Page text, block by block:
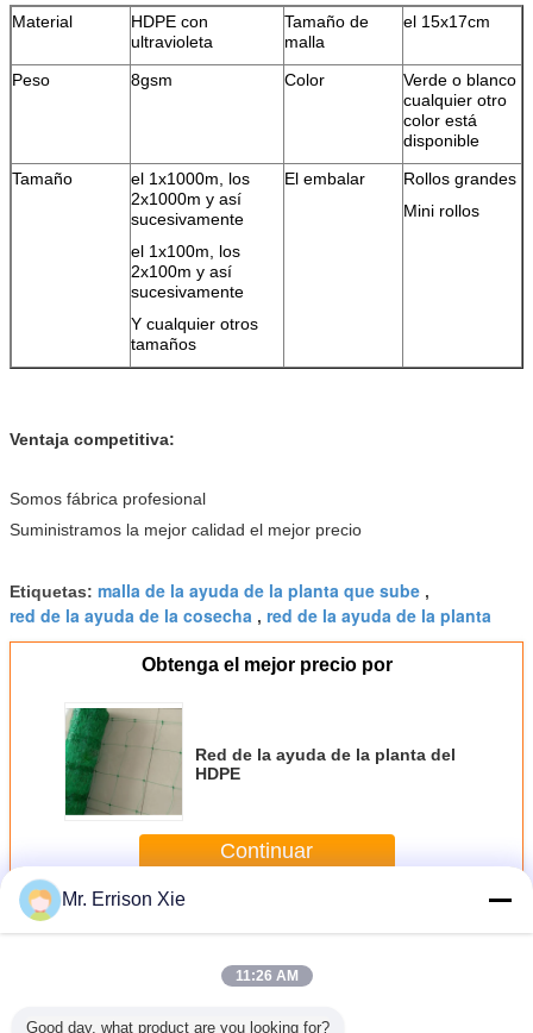
Material
HDPE con
ultravioleta
Tamaño de
malla
el 15x17cm
Peso 8gsm Color
Verde o blanco
cualquier otro
color está
disponible
Tamaño
el 1x1000m, los
2x1000m y así
sucesivamente
el 1x100m, los
2x100m y así
sucesivamente
Y cualquier otros
tamaños
El embalar
Rollos grandes
Mini rollos
Ventaja competitiva:
Somos fábrica profesional
Suministramos la mejor calidad el mejor precio
Etiquetas: malla de la ayuda de la planta que sube ,
red de la ayuda de la cosecha , red de la ayuda de la planta
Obtenga el mejor precio por
Red de la ayuda de la planta del
HDPE
Continuar
MásRed de la ayuda de la planta
Mr. Errison Xie
11:26 AM
Good day, what product are you looking for?